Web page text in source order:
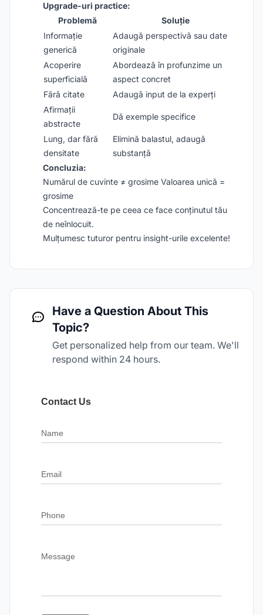
Upgrade-uri practice:
Problemă
Soluție
Informație
generică
Adaugă perspectivă sau date
originale
Acoperire
superficială
Abordează în profunzime un
aspect concret
Fără citate
Adaugă input de la experți
Afirmații
abstracte
Dă exemple specifice
Lung, dar fără
densitate
Elimină balastul, adaugă
substanță
Concluzia:
Numărul de cuvinte ≠ grosime Valoarea unică =
grosime
Concentrează-te pe ceea ce face conținutul tău
de neînlocuit.
Mulțumesc tuturor pentru insight-urile excelente!
Have a Question About This
Topic?
Get personalized help from our team. We'll
respond within 24 hours.